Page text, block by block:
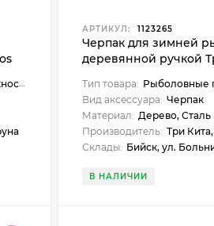
АРТИКУЛ: 1123265
Черпак для зимней
деревянной ручкой
Тип товара: Рыболовные
Вид аксессуара: Черпак
Материал: Дерево, Сталь
Производитель: Три
Склады: Бийск, ул.
В НАЛИЧИИ